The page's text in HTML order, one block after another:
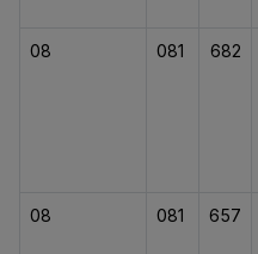
08 081 682
08 081 657